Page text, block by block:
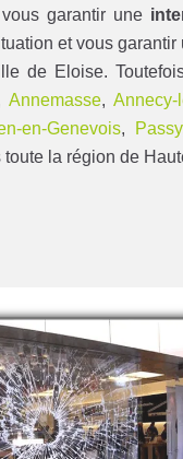
garantir une
et vous
de Eloise.
Annemasse,Annecy-
en-Genevois, Passy
toute la région de